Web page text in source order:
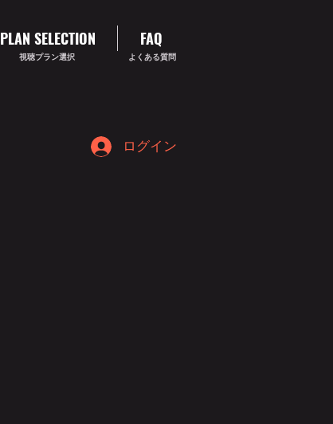
PLAN SELECTION FAQ
よくある質問
視聴プラン選択
ログイン